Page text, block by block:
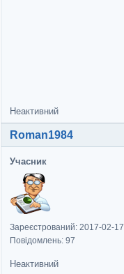
Неактивний
Roman1984
Учасник
Зареєстрований: 2017-02-17
Повідомлень: 97
Неактивний